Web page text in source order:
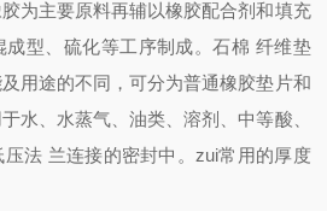
为主要原料再辅以橡胶配合剂和填充
型、硫化等工序制成。石棉 纤维垫
用途的不同，可分为普通橡胶垫片和
水、水蒸气、油类、溶剂、中等酸、
法 兰连接的密封中。zui常用的厚度